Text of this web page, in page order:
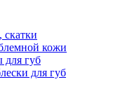
кожи
для губ
для губ